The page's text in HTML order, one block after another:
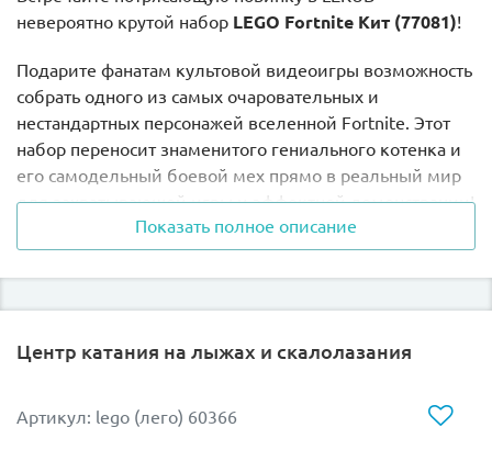
невероятно крутой набор LEGO Fortnite Кит (77081)!
Подарите фанатам культовой видеоигры возможность
собрать одного из самых очаровательных и
нестандартных персонажей вселенной Fortnite. Этот
набор переносит знаменитого гениального котенка и
его самодельный боевой мех прямо в реальный мир
для захватывающей игры и эффектной демонстрации!
Главные фишки модели:
которым ловко управляет пушистый и опасный
Динамичная конструкция:
Показать полное описание
Центр катания на лыжах и скалолазания
Артикул: lego (лего) 60366